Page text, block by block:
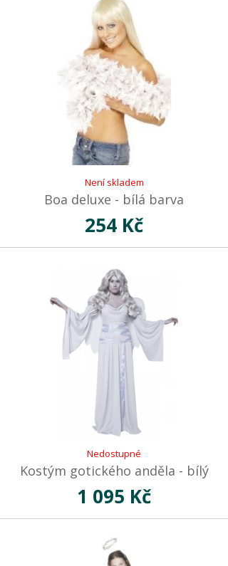
Není skladem
Boa deluxe - bílá barva
254 Kč
Nedostupné
Kostým gotického anděla - bílý
1 095 Kč